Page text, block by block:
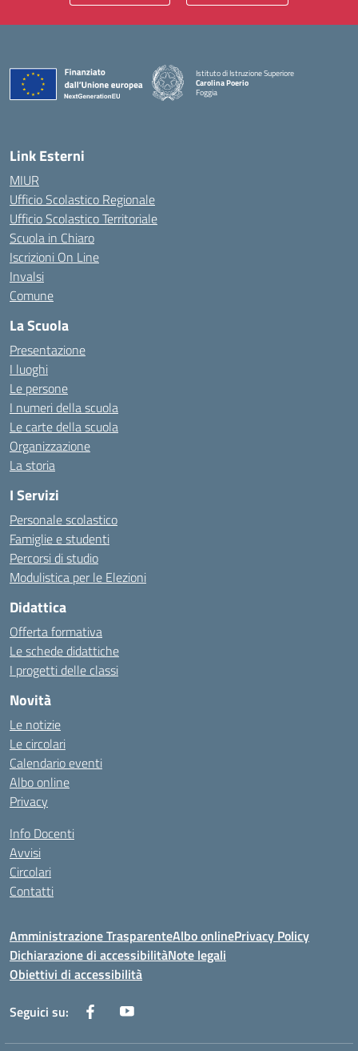
Istituto di Istruzione Superiore
Carolina Poerio
Foggia
— Visita la pagina iniziale della scuola
Link Esterni
MIUR
Ufficio Scolastico Regionale
Ufficio Scolastico Territoriale
Scuola in Chiaro
Iscrizioni On Line
Invalsi
Comune
La Scuola
Presentazione
I luoghi
Le persone
I numeri della scuola
Le carte della scuola
Organizzazione
La storia
I Servizi
Personale scolastico
Famiglie e studenti
Percorsi di studio
Modulistica per le Elezioni
Didattica
Offerta formativa
Le schede didattiche
I progetti delle classi
Novità
Le notizie
Le circolari
Calendario eventi
Albo online
Privacy
Info Docenti
Avvisi
Circolari
Contatti
Amministrazione TrasparenteAlbo onlinePrivacy Policy
Dichiarazione di accessibilitàNote legali
Obiettivi di accessibilità
Seguici su: